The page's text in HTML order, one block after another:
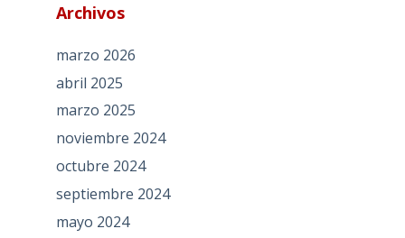
Archivos
marzo 2026
abril 2025
marzo 2025
noviembre 2024
octubre 2024
septiembre 2024
mayo 2024